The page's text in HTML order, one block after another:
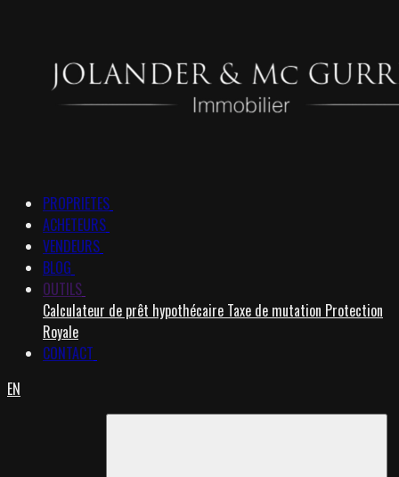
PROPRIETES
ACHETEURS
VENDEURS
BLOG
OUTILS
Calculateur de prêt hypothécaire Taxe de mutation Protection
Royale
CONTACT
EN